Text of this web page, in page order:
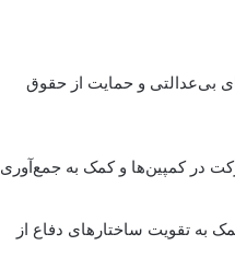
بی‌عدالتی و حمایت از حقوق
در کمپین‌ها و کمک به جمع‌آوری
به تقویت ساختارهای دفاع از